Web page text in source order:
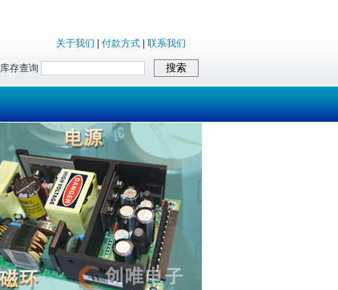
关于我们 付款方式 联系我们
库存查询